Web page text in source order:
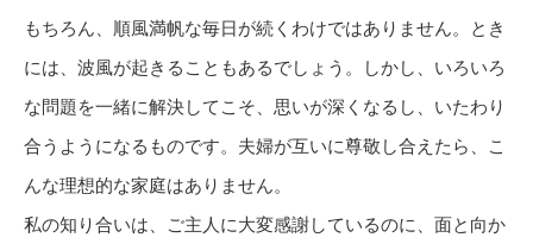
もちろん、順風満帆な毎日が続くわけではありません。とき
には、波風が起きることもあるでしょう。しかし、いろいろ
な問題を一緒に解決してこそ、思いが深くなるし、いたわり
合うようになるものです。夫婦が互いに尊敬し合えたら、こ
んな理想的な家庭はありません。
私の知り合いは、ご主人に大変感謝しているのに、面と向か